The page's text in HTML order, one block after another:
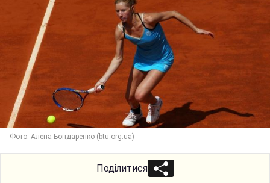
Фото: Алена Бондаренко (btu.org.ua)
Поділитися